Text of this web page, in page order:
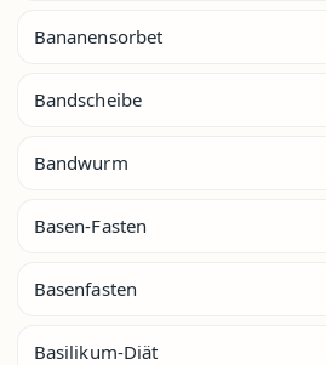
Bananensorbet
Bandscheibe
Bandwurm
Basen-Fasten
Basenfasten
Basilikum-Diät